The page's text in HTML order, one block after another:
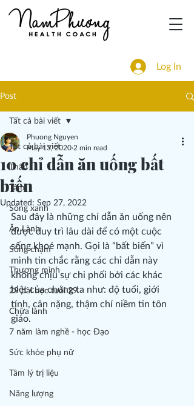
Log In
Post
Tất cả bài viết
Thân
Tâm
Sống xanh
Ăn Lành
Sống chậm
Thương mình
29 bài học tuổi 29
Chữa lành
7 năm làm nghề - học Đạo
Sức khỏe phụ nữ
Tâm lý trị liệu
Năng lượng
Tất cả bài viết
10 chỉ dẫn ăn uống bất
biến
Phuong Nguyen
May 13, 2020 2 min read
Updated: Sep 27, 2022
Sau đây là những chỉ dẫn ăn uống nên
được duy trì lâu dài để có một cuộc
sống khoẻ mạnh. Gọi là “bất biến” vì
mình tin chắc rằng các chỉ dẫn này
không chịu sự chi phối bởi các khác
biệt của chúng ta như: độ tuổi, giới
tính, cân nặng, thậm chí niềm tin tôn
giáo.